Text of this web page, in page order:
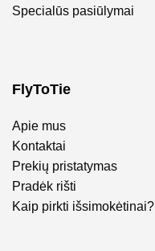
Specialūs pasiūlymai
FlyToTie
Apie mus
Kontaktai
Prekių pristatymas
Pradėk rišti
Kaip pirkti išsimokėtinai?